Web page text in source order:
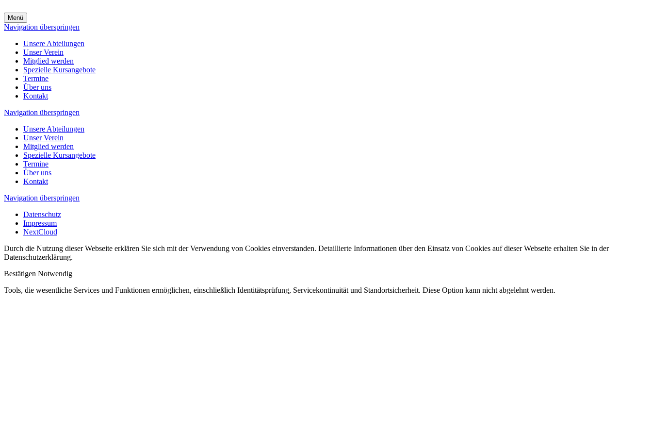
Menü
Navigation überspringen
Unsere Abteilungen
Unser Verein
Mitglied werden
Spezielle Kursangebote
Termine
Über uns
Kontakt
Navigation überspringen
Unsere Abteilungen
Unser Verein
Mitglied werden
Spezielle Kursangebote
Termine
Über uns
Kontakt
Navigation überspringen
Datenschutz
Impressum
NextCloud
Durch die Nutzung dieser Webseite erklären Sie sich mit der Verwendung von Cookies einverstanden. Detaillierte Informationen über den Einsatz von Cookies auf dieser Webseite erhalten Sie in der
Datenschutzerklärung.
Bestätigen Notwendig
Tools, die wesentliche Services und Funktionen ermöglichen, einschließlich Identitätsprüfung, Servicekontinuität und Standortsicherheit. Diese Option kann nicht abgelehnt werden.